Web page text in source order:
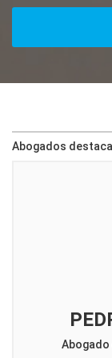
Abogados
Abogado